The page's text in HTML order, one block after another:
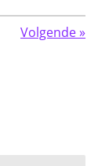
Volgende»